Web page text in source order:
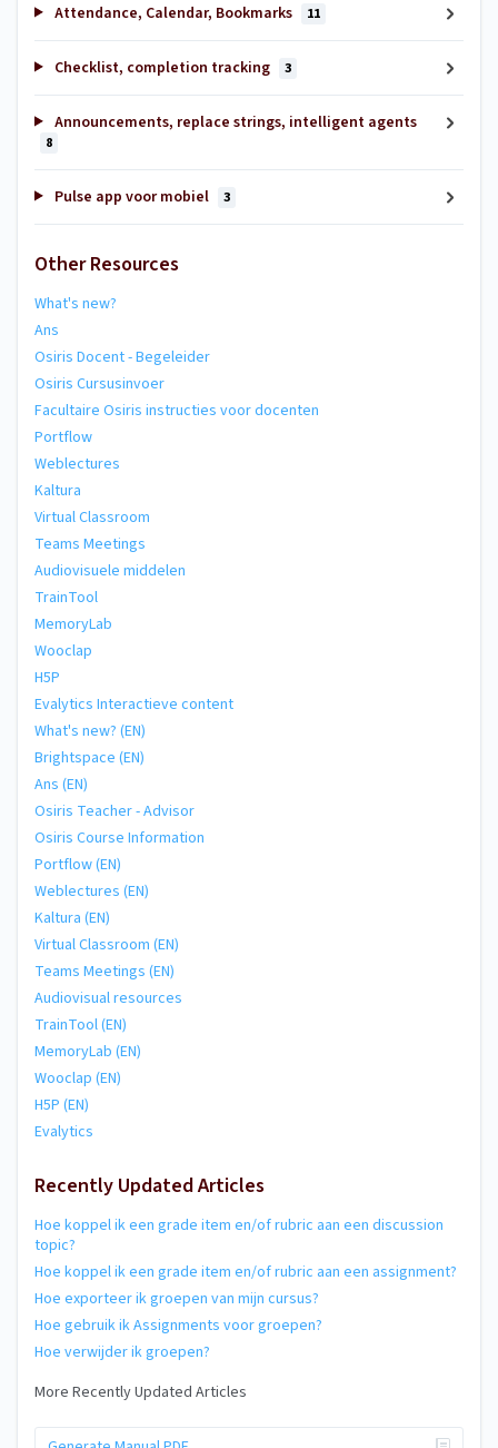
Attendance, Calendar, Bookmarks 11
Checklist, completion tracking 3
Announcements, replace strings, intelligent agents
8
Pulse app voor mobiel 3
Other Resources
What's new?
Ans
Osiris Docent - Begeleider
Osiris Cursusinvoer
Facultaire Osiris instructies voor docenten
Portflow
Weblectures
Kaltura
Virtual Classroom
Teams Meetings
Audiovisuele middelen
TrainTool
MemoryLab
Wooclap
H5P
Evalytics Interactieve content
What's new? (EN)
Brightspace (EN)
Ans (EN)
Osiris Teacher - Advisor
Osiris Course Information
Portflow (EN)
Weblectures (EN)
Kaltura (EN)
Virtual Classroom (EN)
Teams Meetings (EN)
Audiovisual resources
TrainTool (EN)
MemoryLab (EN)
Wooclap (EN)
H5P (EN)
Evalytics
Recently Updated Articles
Hoe koppel ik een grade item en/of rubric aan een discussion
topic?
Hoe koppel ik een grade item en/of rubric aan een assignment?
Hoe exporteer ik groepen van mijn cursus?
Hoe gebruik ik Assignments voor groepen?
Hoe verwijder ik groepen?
More Recently Updated Articles